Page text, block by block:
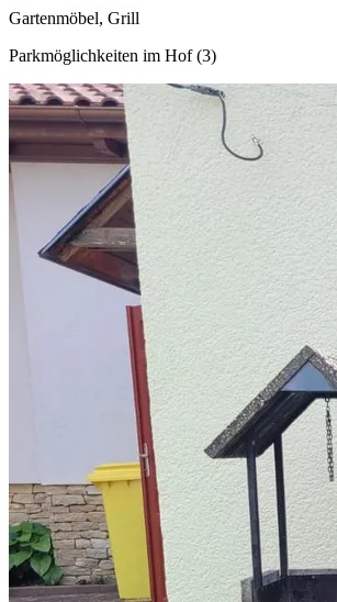
Gartenmöbel, Grill
Parkmöglichkeiten im Hof (3)